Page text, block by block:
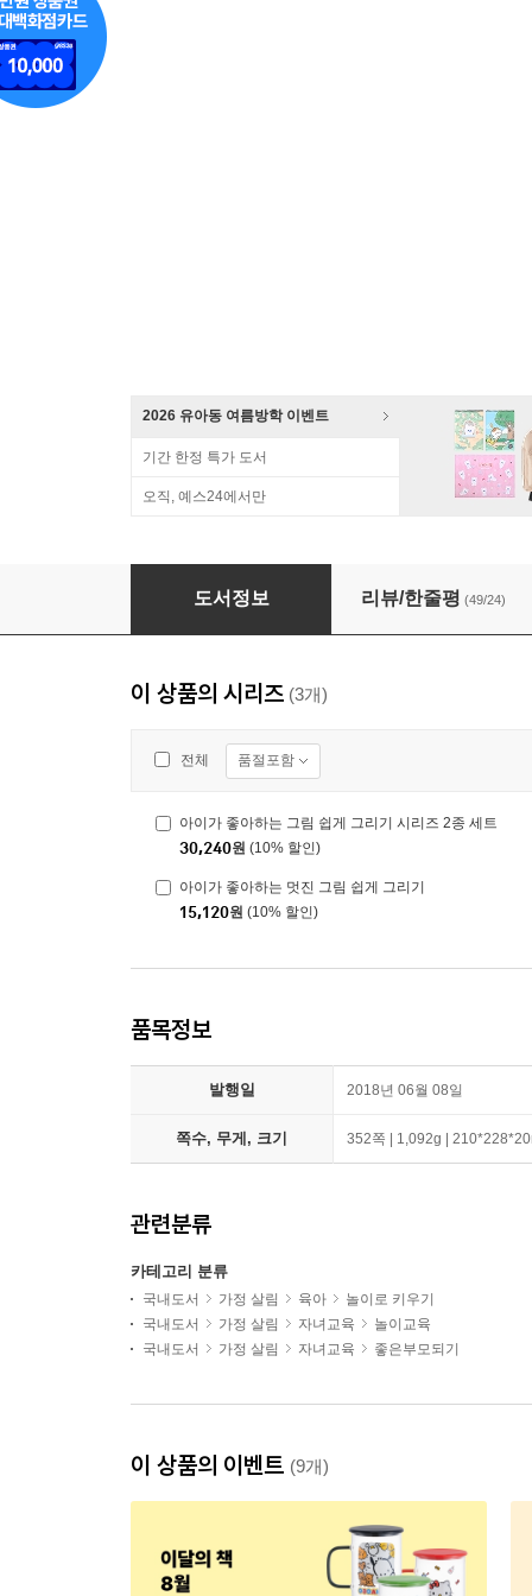
2026 유아동 여름방학 이벤트
기간 한정 특가 도서
오직, 예스24에서만
아이가 좋아하는 그림 쉽게 그리기 시리즈 2종
도서정보 리뷰/한줄평 (49/24)
이 상품의 시리즈 (3개)
전체 품절포함
아이가 좋아하는 그림 쉽게 그리기 시리즈 2종 세트
30,240원 (10% 할인)
아이가 좋아하는 멋진 그림 쉽게 그리기
15,120원 (10% 할인)
품목정보
발행일 2018년 06월 08일
쪽수, 무게, 크기 352쪽 | 1,092g |
관련분류
카테고리 분류
국내도서 가정 살림 육아
놀이로 키우기
국내도서
가정 살림 자녀교육
놀이교육
국내도서
가정 살림 자녀교육 좋은부모되기
이 상품의 이벤트 (9개)